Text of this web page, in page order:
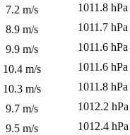
7.2 m/s
1011.8 hPa
8.9 m/s
1011.7 hPa
9.9 m/s
1011.6 hPa
10.4 m/s
1011.6 hPa
10.3 m/s
1011.8 hPa
9.7 m/s
1012.2 hPa
9.5 m/s
1012.4 hPa